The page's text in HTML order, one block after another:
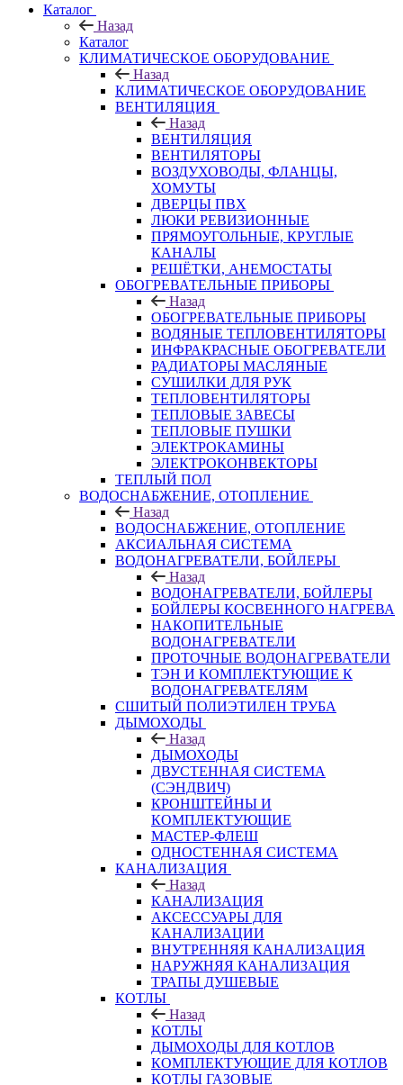
Каталог
Назад
Каталог
КЛИМАТИЧЕСКОЕ ОБОРУДОВАНИЕ
Назад
КЛИМАТИЧЕСКОЕ ОБОРУДОВАНИЕ
ВЕНТИЛЯЦИЯ
Назад
ВЕНТИЛЯЦИЯ
ВЕНТИЛЯТОРЫ
ВОЗДУХОВОДЫ, ФЛАНЦЫ,
ХОМУТЫ
ДВЕРЦЫ ПВХ
ЛЮКИ РЕВИЗИОННЫЕ
ПРЯМОУГОЛЬНЫЕ, КРУГЛЫЕ
КАНАЛЫ
РЕШЁТКИ, АНЕМОСТАТЫ
ОБОГРЕВАТЕЛЬНЫЕ ПРИБОРЫ
Назад
ОБОГРЕВАТЕЛЬНЫЕ ПРИБОРЫ
ВОДЯНЫЕ ТЕПЛОВЕНТИЛЯТОРЫ
ИНФРАКРАСНЫЕ ОБОГРЕВАТЕЛИ
РАДИАТОРЫ МАСЛЯНЫЕ
СУШИЛКИ ДЛЯ РУК
ТЕПЛОВЕНТИЛЯТОРЫ
ТЕПЛОВЫЕ ЗАВЕСЫ
ТЕПЛОВЫЕ ПУШКИ
ЭЛЕКТРОКАМИНЫ
ЭЛЕКТРОКОНВЕКТОРЫ
ТЕПЛЫЙ ПОЛ
ВОДОСНАБЖЕНИЕ, ОТОПЛЕНИЕ
Назад
ВОДОСНАБЖЕНИЕ, ОТОПЛЕНИЕ
АКСИАЛЬНАЯ СИСТЕМА
ВОДОНАГРЕВАТЕЛИ, БОЙЛЕРЫ
Назад
ВОДОНАГРЕВАТЕЛИ, БОЙЛЕРЫ
БОЙЛЕРЫ КОСВЕННОГО НАГРЕВА
НАКОПИТЕЛЬНЫЕ
ВОДОНАГРЕВАТЕЛИ
ПРОТОЧНЫЕ ВОДОНАГРЕВАТЕЛИ
ТЭН И КОМПЛЕКТУЮЩИЕ К
ВОДОНАГРЕВАТЕЛЯМ
СШИТЫЙ ПОЛИЭТИЛЕН ТРУБА
ДЫМОХОДЫ
Назад
ДЫМОХОДЫ
ДВУСТЕННАЯ СИСТЕМА
(СЭНДВИЧ)
КРОНШТЕЙНЫ И
КОМПЛЕКТУЮЩИЕ
МАСТЕР-ФЛЕШ
ОДНОСТЕННАЯ СИСТЕМА
КАНАЛИЗАЦИЯ
Назад
КАНАЛИЗАЦИЯ
АКСЕССУАРЫ ДЛЯ
КАНАЛИЗАЦИИ
ВНУТРЕННЯЯ КАНАЛИЗАЦИЯ
НАРУЖНЯЯ КАНАЛИЗАЦИЯ
ТРАПЫ ДУШЕВЫЕ
КОТЛЫ
Назад
КОТЛЫ
ДЫМОХОДЫ ДЛЯ КОТЛОВ
КОМПЛЕКТУЮЩИЕ ДЛЯ КОТЛОВ
КОТЛЫ ГАЗОВЫЕ